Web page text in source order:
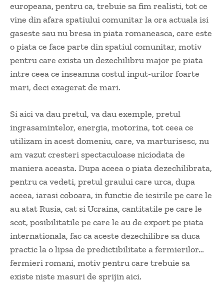
europeana, pentru ca, trebuie sa fim realisti, tot ce
vine din afara spatiului comunitar la ora actuala isi
gaseste sau nu bresa in piata romaneasca, care este
o piata ce face parte din spatiul comunitar, motiv
pentru care exista un dezechilibru major pe piata
intre ceea ce inseamna costul input-urilor foarte
mari, deci exagerat de mari.
Si aici va dau pretul, va dau exemple, pretul
ingrasamintelor, energia, motorina, tot ceea ce
utilizam in acest domeniu, care, va marturisesc, nu
am vazut cresteri spectaculoase niciodata de
maniera aceasta. Dupa aceea o piata dezechilibrata,
pentru ca vedeti, pretul graului care urca, dupa
aceea, iarasi coboara, in functie de iesirile pe care le
au atat Rusia, cat si Ucraina, cantitatile pe care le
scot, posibilitatile pe care le au de export pe piata
internationala, fac ca aceste dezechilibre sa duca
practic la o lipsa de predictibilitate a fermierilor…
fermieri romani, motiv pentru care trebuie sa
existe niste masuri de sprijin aici.